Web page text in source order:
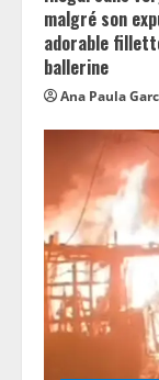
malgré son
adorable
ballerine
Ana Paula